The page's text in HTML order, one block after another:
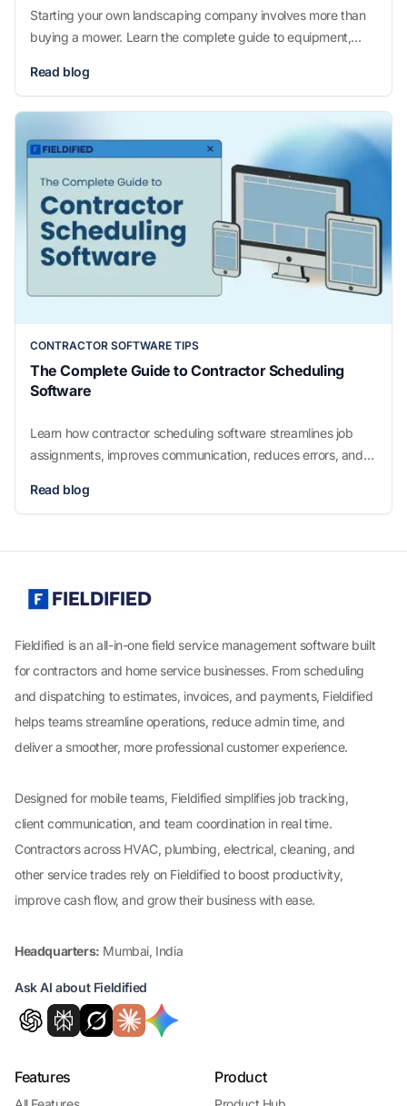
Starting your own landscaping company involves more than
buying a mower. Learn the complete guide to equipment,
landscaping business.
Read blog
CONTRACTOR SOFTWARE TIPS
The Complete Guide to Contractor Scheduling
Software
Learn how contractor scheduling software streamlines job
assignments, improves communication, reduces errors, and
benefits, and tips to choose the best scheduling tool.
Read blog
Fieldified is an all-in-one field service management software built
for contractors and home service businesses. From scheduling
and dispatching to estimates, invoices, and payments, Fieldified
helps teams streamline operations, reduce admin time, and
deliver a smoother, more professional customer experience.
Designed for mobile teams, Fieldified simplifies job tracking,
client communication, and team coordination in real time.
Contractors across HVAC, plumbing, electrical, cleaning, and
other service trades rely on Fieldified to boost productivity,
improve cash flow, and grow their business with ease.
Headquarters: Mumbai, India
Ask AI about Fieldified
Features Product